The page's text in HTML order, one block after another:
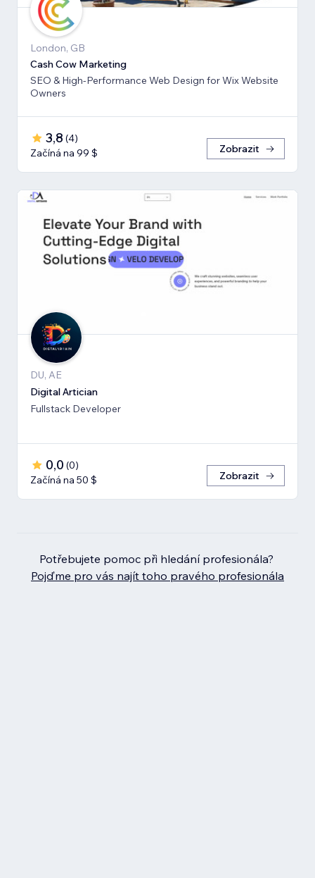
London, GB
Cash Cow Marketing
SEO & High-Performance Web Design for Wix Website
Owners
3,8 (4)
Začíná na 99 $
Zobrazit
DU, AE
Digital Artician
Fullstack Developer
0,0 (0)
Začíná na 50 $
Zobrazit
Potřebujete pomoc při hledání profesionála?
Pojďme pro vás najít toho pravého profesionála